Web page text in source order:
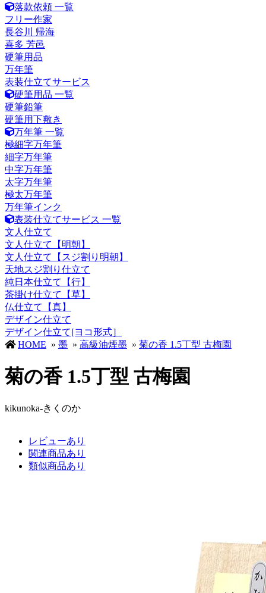
落款依頼 一覧
フリー作家
長谷川 帰海
喜多 芳邑
硬筆用品
万年筆
表装仕立てサービス
硬筆用品 一覧
硬筆鉛筆
硬筆用下敷き
万年筆 一覧
極細字万年筆
細字万年筆
中字万年筆
太字万年筆
極太万年筆
万年筆インク
表装仕立てサービス 一覧
文人仕立て
文人仕立て【明朝】
文人仕立て【スジ割り明朝】
天地スジ割り仕立て
純日本仕立て【行】
茶掛け仕立て【草】
仏仕立て【真】
デザイン仕立て
デザイン仕立て[ヨコ形式］
HOME » 墨 » 高級油煙墨 » 菊の香 1.5丁型 古梅園
菊の香 1.5丁型 古梅園
kikunoka-きくのか
レビューあり
関連商品あり
類似商品あり